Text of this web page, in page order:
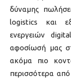
δύναμης
logistics και
ενεργειών
αφοσίωσή μας
ακόμα πιο
περισσότερα